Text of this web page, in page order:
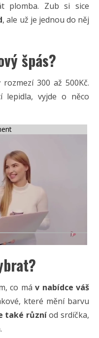
plomba. Zub si sice
, ale už je jednou do něj
špás?
300 až 500Kč.
lepidla, vyjde o něco
co máv nabídce váš
které mění barvu
také různíod srdíčka,